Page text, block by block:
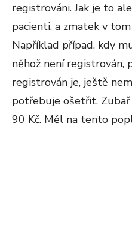
registrováni. Jak je to
pacienti, a zmatek v
Například případ, kdy
něhož není
registrován je, ještě
potřebuje ošetřit.
90 Kč. Měl na tento